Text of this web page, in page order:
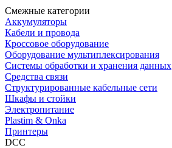
Смежные категории
Аккумуляторы
Кабели и провода
Кроссовое оборудование
Оборудование мультиплексирования
Системы обработки и хранения данных
Средства связи
Структурированные кабельные сети
Шкафы и стойки
Электропитание
Plastim & Onka
Принтеры
DCC